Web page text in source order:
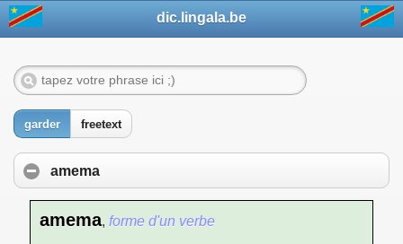
dic.lingala.be
garder freetext
amema
amema, forme d'un verbe